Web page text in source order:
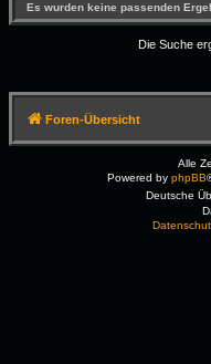
Es wurden keine passenden
Die Suche
Foren-Übersicht
Alle
Powered by phpBB
Deutsche